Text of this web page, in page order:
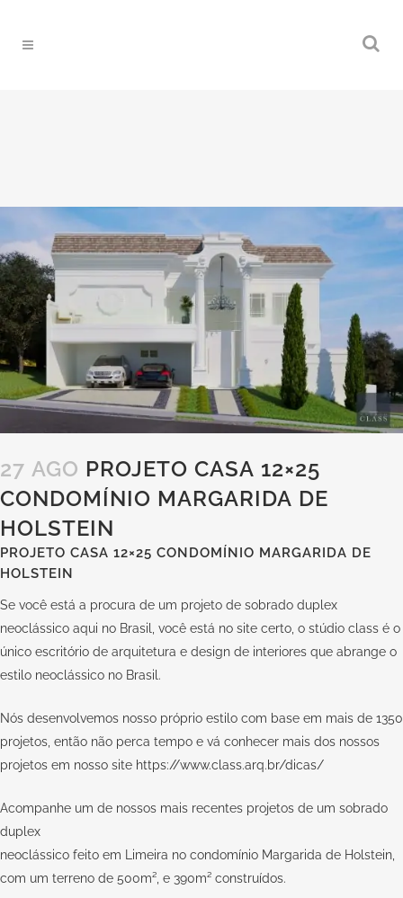
27 AGO PROJETO CASA 12×25
CONDOMÍNIO MARGARIDA DE
HOLSTEIN
PROJETO CASA 12×25 CONDOMÍNIO MARGARIDA DE
HOLSTEIN
Se você está a procura de um projeto de sobrado duplex
neoclássico aqui no Brasil, você está no site certo, o stúdio class é o
único escritório de arquitetura e design de interiores que abrange o
estilo neoclássico no Brasil.
Nós desenvolvemos nosso próprio estilo com base em mais de 1350
projetos, então não perca tempo e vá conhecer mais dos nossos
projetos em nosso site https://www.class.arq.br/dicas/
Acompanhe um de nossos mais recentes projetos de um sobrado
duplex
neoclássico feito em Limeira no condomínio Margarida de Holstein,
com um terreno de 500m², e 390m² construídos.